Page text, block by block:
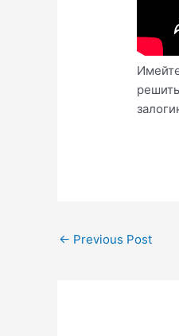
Post
← Previous Post